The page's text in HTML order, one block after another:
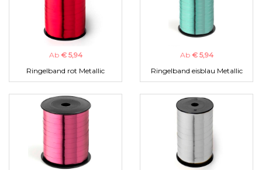
Ab € 5,94
Ringelband rot Metallic
Ab € 5,94
Ringelband eisblau Metallic